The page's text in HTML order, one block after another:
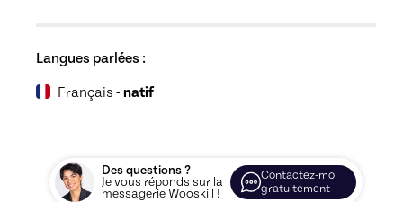
Langues parlées :
Français - natif
Des questions ?
Je vous réponds sur la
messagerie Wooskill !
Contactez-moi
gratuitement